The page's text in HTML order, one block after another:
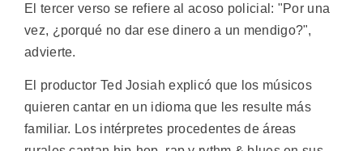
El tercer verso se refiere al acoso policial: "Por una
vez, ¿porqué no dar ese dinero a un mendigo?",
advierte.
El productor Ted Josiah explicó que los músicos
quieren cantar en un idioma que les resulte más
familiar. Los intérpretes procedentes de áreas